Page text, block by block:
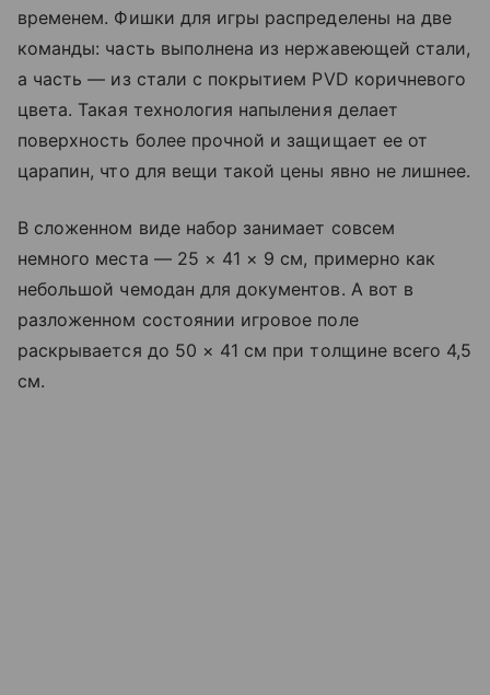
временем. Фишки для игры распределены на две
команды: часть выполнена из нержавеющей стали,
а часть — из стали с покрытием PVD коричневого
цвета. Такая технология напыления делает
поверхность более прочной и защищает ее от
царапин, что для вещи такой цены явно не лишнее.
В сложенном виде набор занимает совсем
немного места — 25 × 41 × 9 см, примерно как
небольшой чемодан для документов. А вот в
разложенном состоянии игровое поле
раскрывается до 50 × 41 см при толщине всего 4,5
см.